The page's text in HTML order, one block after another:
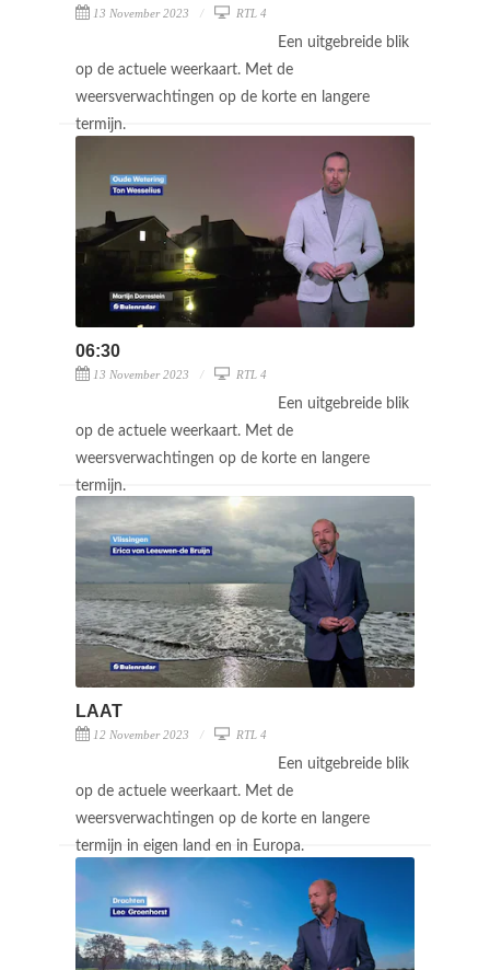
13 November 2023 RTL 4
Een uitgebreide blik
op de actuele weerkaart. Met de
weersverwachtingen op de korte en langere
termijn.
06:30
13 November 2023 RTL 4
Een uitgebreide blik
op de actuele weerkaart. Met de
weersverwachtingen op de korte en langere
termijn.
LAAT
12 November 2023 RTL 4
Een uitgebreide blik
op de actuele weerkaart. Met de
weersverwachtingen op de korte en langere
termijn in eigen land en in Europa.